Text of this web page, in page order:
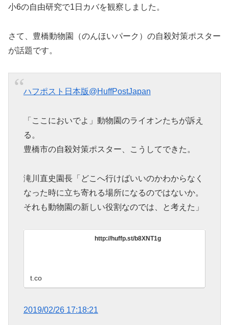
小6の自由研究で1日カバを観察しました。
さて、豊橋動物園（のんほいパーク）の自殺対策ポスター
が話題です。
ハフポスト日本版@HuffPostJapan
「ここにおいでよ」動物園のライオンたちが訴え
る。
豊橋市の自殺対策ポスター、こうしてできた。
滝川直史園長「どこへ行けばいいのかわからなく
なった時に立ち寄れる場所になるのではないか。
それも動物園の新しい役割なのでは、と考えた」
http://huffp.st/b8XNT1g
t.co
2019/02/26 17:18:21